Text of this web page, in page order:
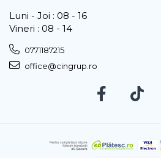
Luni - Joi : 08 - 16
Vineri : 08 - 14
0771187215
office@cingrup.ro